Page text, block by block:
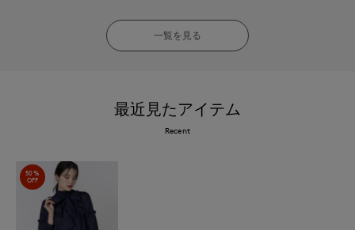
一覧を見る
最近見たアイテム
Recent
50%
OFF